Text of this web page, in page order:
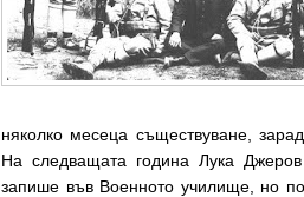
няколко месеца съществуване,
На следващата година Лука
запише във Военното училище, но